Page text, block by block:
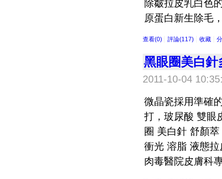
除皺拉皮乳白色
原蛋白新生除毛
查看(0) 評論(117) 收藏
黑眼圈美白
2011-10-04
微晶瓷採用準確
打，玻尿酸 雙眼
圈 美白針 舒顏
衝光 溶脂 液態
肉毒醫院皮膚科